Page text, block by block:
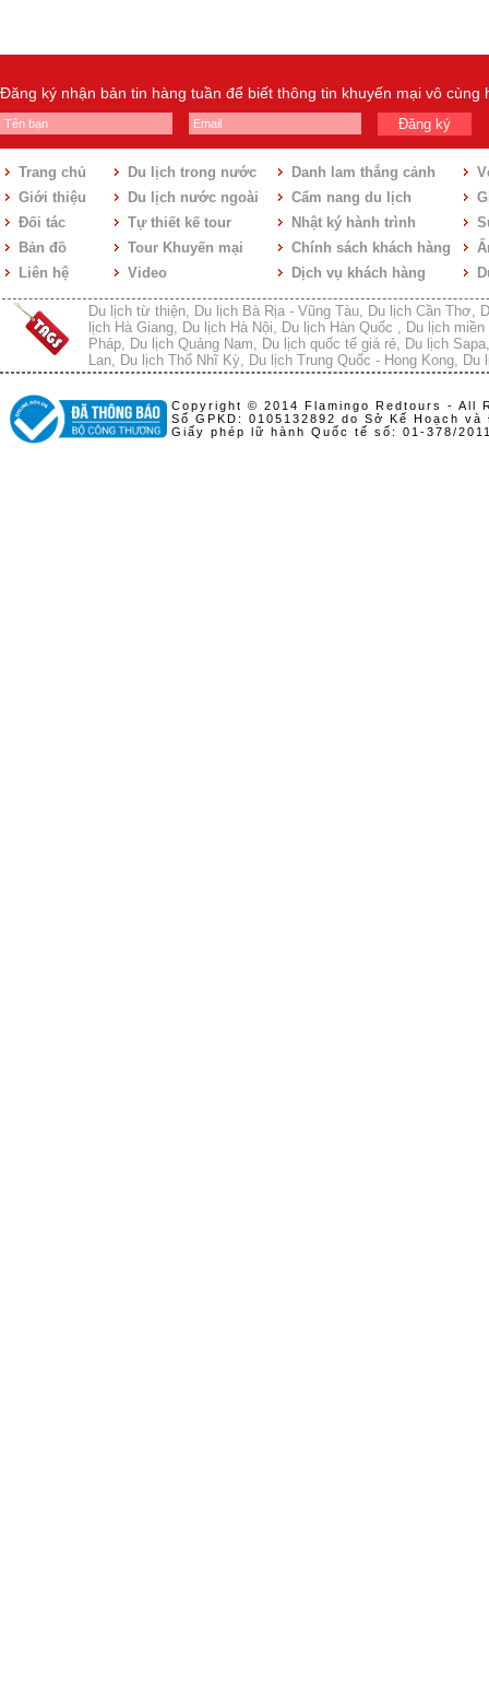
Đăng ký nhận bản tin hàng tuần để biết thông tin khuyến mại vô cùng
Đăng ký
Trang chủ
Giới thiệu
Đối tác
Bản đồ
Liên hệ
Du lịch trong nước
Du lịch nước ngoài
Tự thiết kế tour
Tour Khuyến mại
Video
Danh lam thắng cảnh
Cẩm nang du lịch
Nhật ký hành trình
Chính sách khách hàng
Dịch vụ khách hàng
Du lịch từ thiện, Du lịch Bà Rịa - Vũng Tàu, Du lịch Cần Thơ,
lịch Hà Giang, Du lịch Hà Nội, Du lịch Hàn Quốc , Du lịch miền
Pháp, Du lịch Quảng Nam, Du lịch quốc tế giá rẻ, Du lịch Sapa
Lan, Du lịch Thổ Nhĩ Kỳ, Du lịch Trung Quốc - Hong Kong, Du
Copyright © 2014 Flamingo Redtours - All
Số GPKD: 0105132892 do Sở Kế Hoạch
Giấy phép lữ hành Quốc tế số: 01-378/